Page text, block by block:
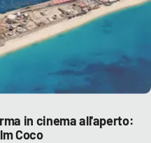
in cinema all'aperto:
Coco